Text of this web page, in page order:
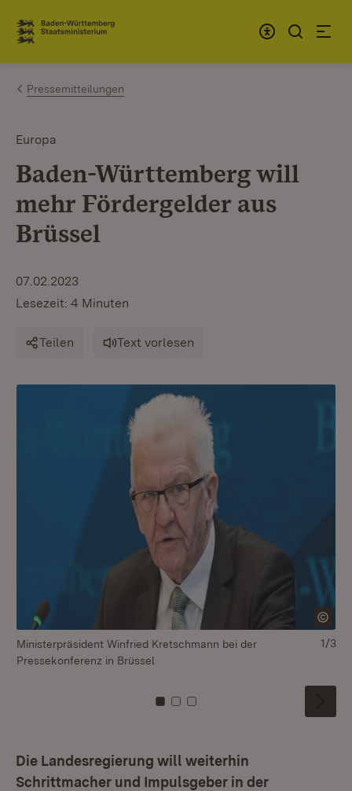
Zum Inhalt springen
Link zur Startseite
Pressemitteilungen
Europa
Baden-Württemberg will
mehr Fördergelder aus
Brüssel
07.02.2023
Lesezeit: 4 Minuten
Teilen Text vorlesen
Ministerpräsident Winfried Kretschmann bei der
Pressekonferenz in Brüssel
Zu Kachel: 0
Zu Kachel: 1
Zu Kachel: 2
1/3
Die Landesregierung will weiterhin
Schrittmacher und Impulsgeber in der